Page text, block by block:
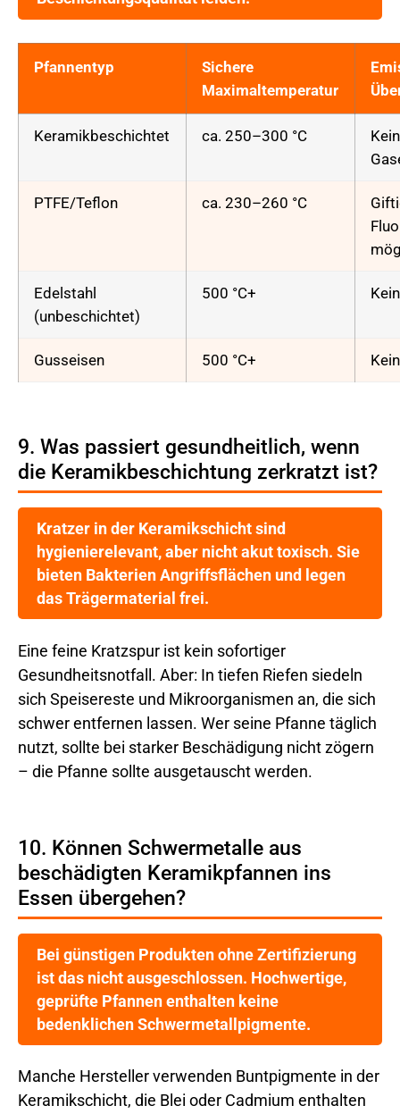
Pfannentyp
Sichere
Maximaltemperatur
Keramikbeschichtet ca. 250–300 °C
PTFE/Teflon ca. 230–260 °C
Edelstahl
(unbeschichtet)
500 °C+
Gusseisen 500 °C+
9. Was passiert gesundheitlich, wenn
die Keramikbeschichtung zerkratzt ist?
Kratzer in der Keramikschicht sind
hygienierelevant, aber nicht akut toxisch. Sie
bieten Bakterien Angriffsflächen und legen
das Trägermaterial frei.
Eine feine Kratzspur ist kein sofortiger
Gesundheitsnotfall. Aber: In tiefen Riefen siedeln
sich Speisereste und Mikroorganismen an, die sich
schwer entfernen lassen. Wer seine Pfanne täglich
nutzt, sollte bei starker Beschädigung nicht zögern
– die Pfanne sollte ausgetauscht werden.
10. Können Schwermetalle aus
beschädigten Keramikpfannen ins
Essen übergehen?
Bei günstigen Produkten ohne Zertifizierung
ist das nicht ausgeschlossen. Hochwertige,
geprüfte Pfannen enthalten keine
bedenklichen Schwermetallpigmente.
Manche Hersteller verwenden Buntpigmente in der
Keramikschicht, die Blei oder Cadmium enthalten